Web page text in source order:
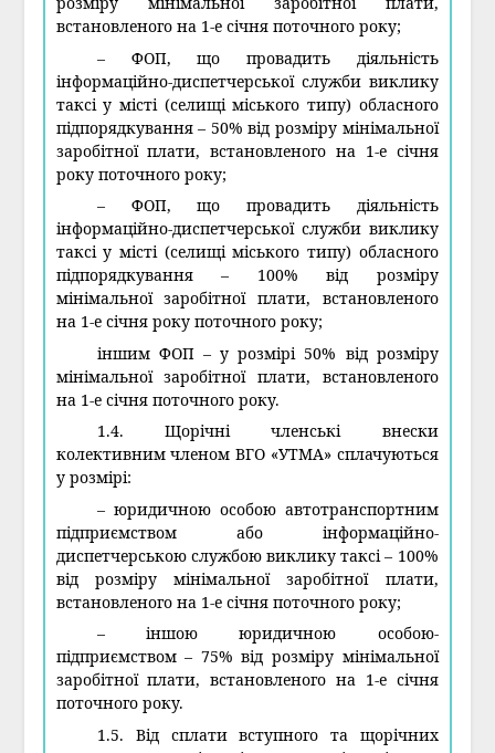
встановленого на 1-е січня поточного року;
– ФОП, що провадить діяльність
інформаційно-диспетчерської служби виклику
таксі у місті (селищі міського типу) обласного
підпорядкування – 50% від розміру мінімальної
заробітної плати, встановленого на 1-е січня
року поточного року;
– ФОП, що провадить діяльність
інформаційно-диспетчерської служби виклику
таксі у місті (селищі міського типу) обласного
підпорядкування – 100% від розміру
мінімальної заробітної плати, встановленого
на 1-е січня року поточного року;
іншим ФОП – у розмірі 50% від розміру
мінімальної заробітної плати, встановленого
на 1-е січня поточного року.
1.4. Щорічні членські внески
колективним членом ВГО «УТМА» сплачуються
у розмірі:
– юридичною особою автотранспортним
підприємством або інформаційно-
диспетчерською службою виклику таксі – 100%
від розміру мінімальної заробітної плати,
встановленого на 1-е січня поточного року;
– іншою юридичною особою-
підприємством – 75% від розміру мінімальної
заробітної плати, встановленого на 1-е січня
поточного року.
1.5. Від сплати вступного та щорічних